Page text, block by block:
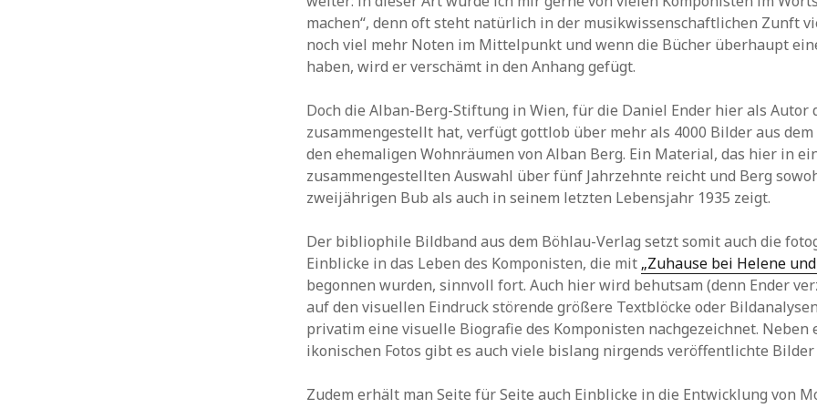
machen“, denn oft steht natürlich in der musikwissenschaftlichen Zunft
noch viel mehr Noten im Mittelpunkt und wenn die Bücher überhaupt
haben, wird er verschämt in den Anhang gefügt.
Doch die Alban-Berg-Stiftung in Wien, für die Daniel Ender hier als Autor
zusammengestellt hat, verfügt gottlob über mehr als 4000 Bilder aus
den ehemaligen Wohnräumen von Alban Berg. Ein Material, das hier in
zusammengestellten Auswahl über fünf Jahrzehnte reicht und Berg
zweijährigen Bub als auch in seinem letzten Lebensjahr 1935 zeigt.
Der bibliophile Bildband aus dem Böhlau-Verlag setzt somit auch die
Einblicke in das Leben des Komponisten, die mit „Zuhause bei Helene
begonnen wurden, sinnvoll fort. Auch hier wird behutsam (denn Ender
auf den visuellen Eindruck störende größere Textblöcke oder
privatim eine visuelle Biografie des Komponisten nachgezeichnet. Neben
ikonischen Fotos gibt es auch viele bislang nirgends veröffentlichte Bilder
Zudem erhält man Seite für Seite auch Einblicke in die Entwicklung von